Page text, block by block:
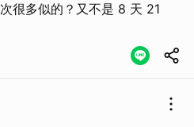
很多似的？又不是 8 天 21